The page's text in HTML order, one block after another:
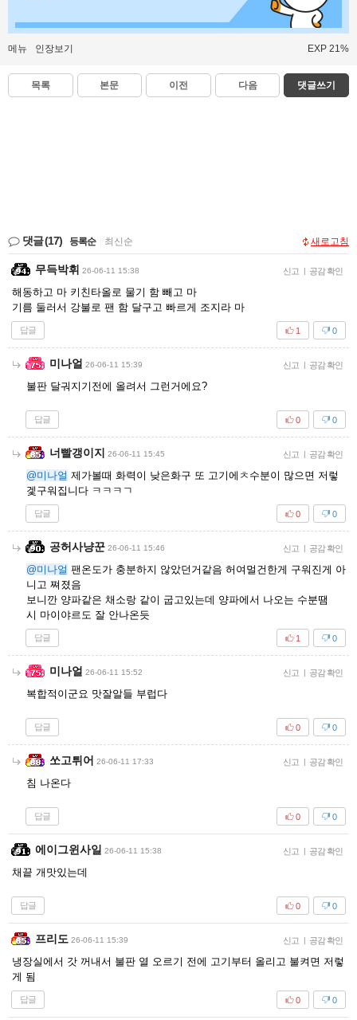
메뉴 인장보기 EXP 21%
목록 본문 이전 다음 댓글쓰기
댓글(17) 등록순 최신순 새로고침
무득박휘 26-06-11 15:38 신고 공감 확인
해동하고 마 키친타올로 물기 함 빼고 마
기름 둘러서 강불로 팬 함 달구고 빠르게 조지라 마
답글 0
1
미나얼 26-06-11 15:39 신고 공감 확인
불판 달궈지기전에 올려서 그런거에요?
답글 0
0
너빨갱이지 26-06-11 15:45 신고 공감 확인
@미나얼 제가볼때 화력이 낮은화구 또 고기에ㅊ수분이 많으면 저렇
겣구워집니다 ㅋㅋㅋㄱ
답글 0
0
공허사냥꾼 26-06-11 15:46 신고 공감 확인
@미나얼 팬온도가 충분하지 않았던거같음 허여멀건한게 구워진게 아
니고 쪄졌음
보니깐 양파같은 채소랑 같이 굽고있는데 양파에서 나오는 수분땜
시 마이야르도 잘 안나온듯
답글 0
1
미나얼 26-06-11 15:52 신고 공감 확인
복합적이군요 맛잘알들 부럽다
답글 0
0
쏘고튀어 26-06-11 17:33 신고 공감 확인
침 나온다
답글 0
0
에이그윈사일 26-06-11 15:38 신고 공감 확인
채끝 개맛있는데
답글 0
0
프리도 26-06-11 15:39 신고 공감 확인
냉장실에서 갓 꺼내서 불판 열 오르기 전에 고기부터 올리고 불켜면 저렇
게 됨
답글 0
0